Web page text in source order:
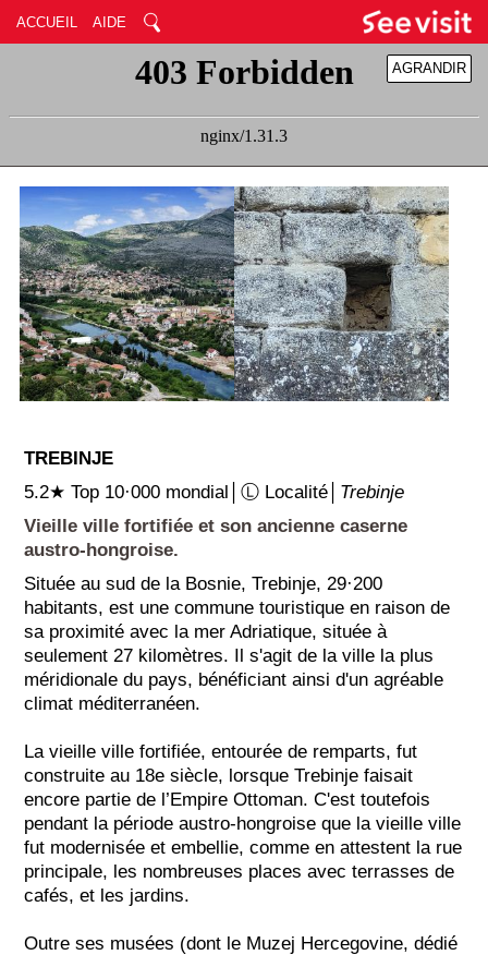
ACCUEIL AIDE
RÉDUIRE
AGRANDIR
TREBINJE
5.2★ Top 10·000 mondial│Ⓛ Localité│ Trebinje
Vieille ville fortifiée et son ancienne caserne
austro-hongroise.
Située au sud de la Bosnie, Trebinje, 29·200
habitants, est une commune touristique en raison de
sa proximité avec la mer Adriatique, située à
seulement 27 kilomètres. Il s'agit de la ville la plus
méridionale du pays, bénéficiant ainsi d'un agréable
climat méditerranéen.
La vieille ville fortifiée, entourée de remparts, fut
construite au 18e siècle, lorsque Trebinje faisait
encore partie de l’Empire Ottoman. C'est toutefois
pendant la période austro-hongroise que la vieille ville
fut modernisée et embellie, comme en attestent la rue
principale, les nombreuses places avec terrasses de
cafés, et les jardins.
Outre ses musées (dont le Muzej Hercegovine, dédié